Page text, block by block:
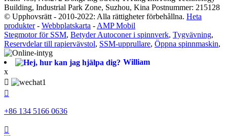
Building, Industrial Park Zone, Suzhou, Kina Postnummer: 215128
© Upphovsrätt - 2010-2022: Alla rättigheter förbehållna. Heta
produkter- Webbplatskarta - AMP Mobil
Stegmotor för SSM, Betyder Autoconer i spinnverk, Tygvävning,
Reservdelar till rapiervävstol, SSM-upprullare, Öppna spinnmaskin,
William
x


+86 134 5166 0636
